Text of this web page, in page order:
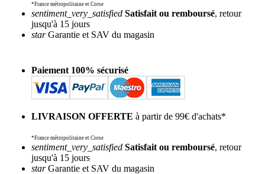
*France métropolitaine et Corse
sentiment_very_satisfied Satisfait ou remboursé, retour
jusqu'à 15 jours
starGarantie et SAV du magasin
Paiement 100% sécurisé
LIVRAISON OFFERTE à partir de 99€ d'achats*
*France métropolitaine et Corse
sentiment_very_satisfied Satisfait ou remboursé, retour
jusqu'à 15 jours
starGarantie et SAV du magasin